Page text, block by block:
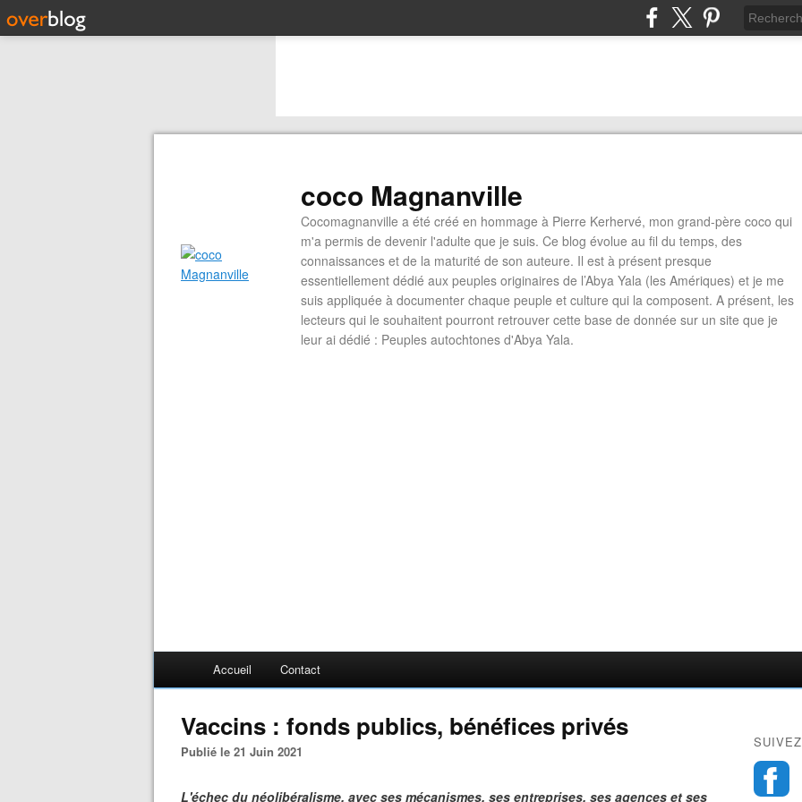
coco Magnanville
Cocomagnanville a été créé en hommage à Pierre Kerhervé, mon grand-père coco qui
m'a permis de devenir l'adulte que je suis. Ce blog évolue au fil du temps, des
connaissances et de la maturité de son auteure. Il est à présent presque
essentiellement dédié aux peuples originaires de l’Abya Yala (les Amériques) et je me
suis appliquée à documenter chaque peuple et culture qui la composent. A présent, les
lecteurs qui le souhaitent pourront retrouver cette base de donnée sur un site que je
leur ai dédié : Peuples autochtones d'Abya Yala.
Accueil Contact
Vaccins : fonds publics, bénéfices privés
Publié le 21 Juin 2021
L'échec du néolibéralisme, avec ses mécanismes, ses entreprises, ses agences et ses